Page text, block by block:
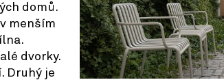
domů.
menším
dvorky.
Druhý je